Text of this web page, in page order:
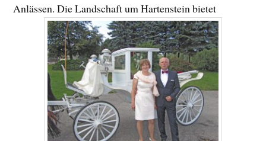
Anlässen. Die Landschaft um Hartenstein bietet